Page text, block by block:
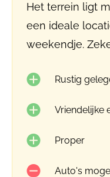
Het terrein ligt
een ideale
weekendje.
Rustig
Vriendelijke
Proper
Auto's